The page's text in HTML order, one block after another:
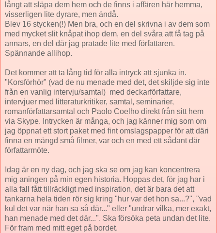
långt att släpa dem hem och de finns i affären här hemma,
visserligen lite dyrare, men ändå.
Blev 16 stycken(!) Men bra, och en del skrivna i av dem som
med mycket slit knåpat ihop dem, en del svåra att få tag på
annars, en del där jag pratade lite med författaren.
Spännande allihop.
Det kommer att ta lång tid för alla intryck att sjunka in.
"Korsförhör" (vad de nu menade med det, det skiljde sig inte
från en vanlig intervju/samtal) med deckarförfattare,
intervjuer med litteraturkritiker, samtal, seminarier,
romanförfattarsamtal och Paolo Coelho direkt från sitt hem
via Skype. Intrycken är många, och jag känner mig som om
jag öppnat ett stort paket med fint omslagspapper för att däri
finna en mängd små filmer, var och en med ett sådant där
författarmöte.
Idag är en ny dag, och jag ska se om jag kan koncentrera
mig aningen på min egen historia. Hoppas det, för jag har i
alla fall fått tillräckligt med inspiration, det är bara det att
tankarna hela tiden rör sig kring "hur var det hon sa...?", "vad
kul det var när han sa så där..." eller "undrar vilka, mer exakt,
han menade med det där...". Ska försöka peta undan det lite.
För fram med mitt eget på bordet.